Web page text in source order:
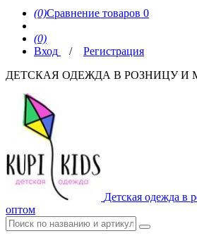
(0)Сравнение товаров 0
(0)
Вход
/
Регистрация
ДЕТСКАЯ ОДЕЖДА В РОЗНИЦУ
Детская одежда в
оптом